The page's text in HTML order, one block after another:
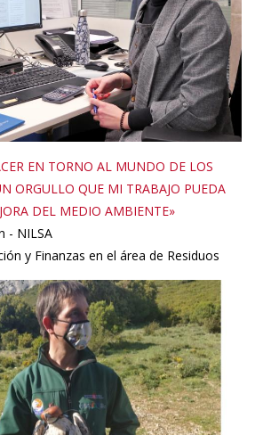
EN TORNO AL MUNDO DE LOS
ORGULLO QUE MI TRABAJO PUEDA
DEL MEDIO AMBIENTE»
- NILSA
y Finanzas en el área de Residuos